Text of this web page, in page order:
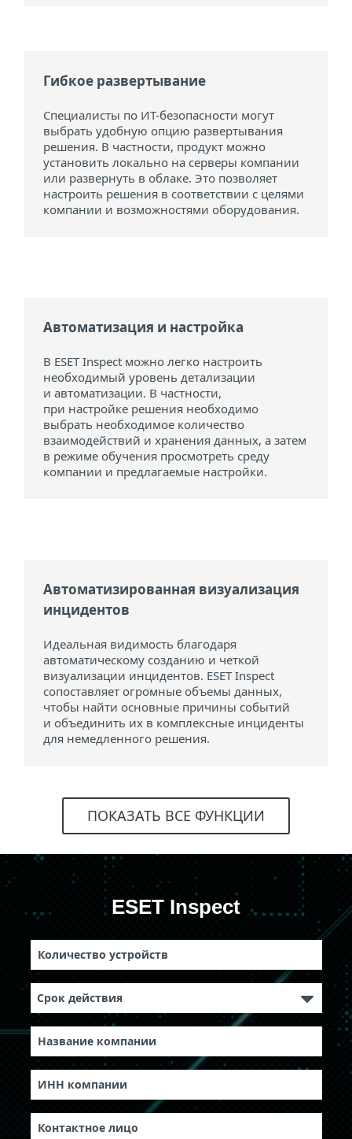
Гибкое развертывание
Специалисты по ИТ-безопасности могут
выбрать удобную опцию развертывания
решения. В частности, продукт можно
установить локально на серверы компании
или развернуть в облаке. Это позволяет
настроить решения в соответствии с целями
компании и возможностями оборудования.
Автоматизация и настройка
В ESET Inspect можно легко настроить
необходимый уровень детализации
и автоматизации. В частности,
при настройке решения необходимо
выбрать необходимое количество
взаимодействий и хранения данных, а затем
в режиме обучения просмотреть среду
компании и предлагаемые настройки.
Автоматизированная визуализация
инцидентов
Идеальная видимость благодаря
автоматическому созданию и четкой
визуализации инцидентов. ESET Inspect
сопоставляет огромные объемы данных,
чтобы найти основные причины событий
и объединить их в комплексные инциденты
для немедленного решения.
ПОКАЗАТЬ ВСЕ ФУНКЦИИ